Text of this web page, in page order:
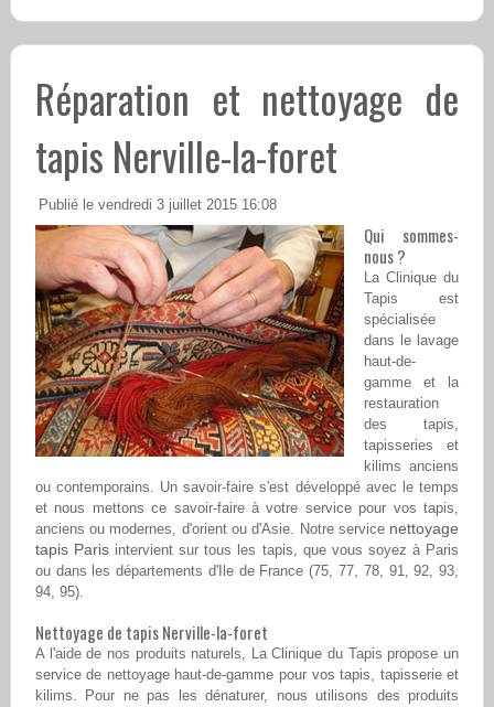
Réparation et nettoyage de
tapis Nerville-la-foret
Publié le vendredi 3 juillet 2015 16:08
Qui sommes-
nous ?
La Clinique du
Tapis est
spécialisée
dans le lavage
haut-de-
gamme et la
restauration
des tapis,
tapisseries et
kilims anciens
ou contemporains. Un savoir-faire s'est développé avec le temps
et nous mettons ce savoir-faire à votre service pour vos tapis,
anciens ou modernes, d'orient ou d'Asie. Notre service nettoyage
tapis Paris intervient sur tous les tapis, que vous soyez à Paris
ou dans les départements d'Ile de France (75, 77, 78, 91, 92, 93,
94, 95).
Nettoyage de tapis Nerville-la-foret
A l'aide de nos produits naturels, La Clinique du Tapis propose un
service de nettoyage haut-de-gamme pour vos tapis, tapisserie et
kilims. Pour ne pas les dénaturer, nous utilisons des produits